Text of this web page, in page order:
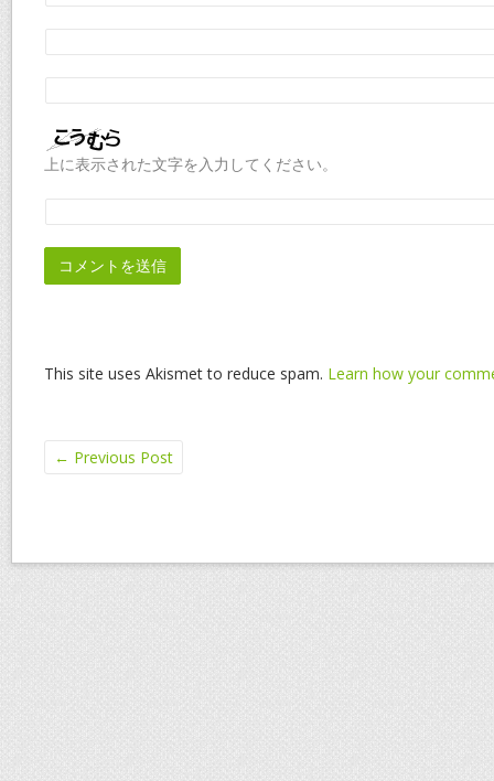
上に表示された文字を入力してください。
This site uses Akismet to reduce spam. Learn how your
← Previous Post